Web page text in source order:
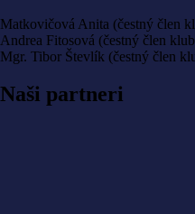
Matkovičová Anita (čestný člen
Andrea Fitosová (čestný člen
Mgr. Tibor Števlík (čestný člen
Main
Naši partneri